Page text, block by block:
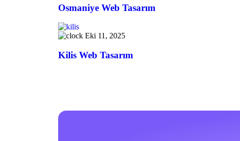
Osmaniye Web Tasarım
Eki 11, 2025
Kilis Web Tasarım